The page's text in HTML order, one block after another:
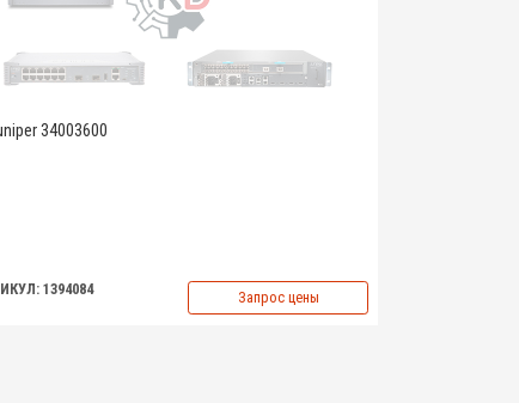
34003600
1394084 Запрос цены